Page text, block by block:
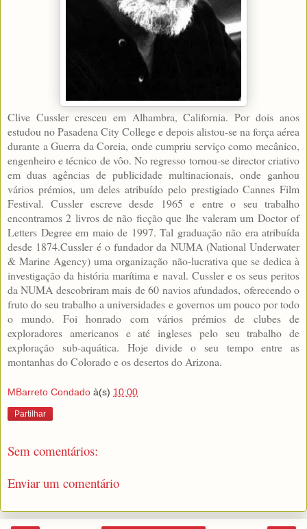
Clive Cussler cresceu em Alhambra, California. Por dois anos
estudou no Pasadena City College e depois alistou-se na força aérea
durante a Guerra da Coreia, onde cumpriu serviço como mecânico,
engenheiro e técnico de vôo. No regresso tornou-se director criativo
em duas agências de publicidade multinacionais, onde ganhou
vários prémios, um deles atribuído pelo prestigiado Cannes Film
Festival. Cussler escreve desde 1965 e entre o seu trabalho
encontramos 2 livros de não ficção que lhe valeram um Doctor of
Letters Degree em maio de 1997. Tal graduação não era atribuída
desde 1874.Cussler é o fundador da NUMA (National Underwater
& Marine Agency) uma organização não-lucrativa que se dedica à
investigação da história marítima e naval. Cussler e os seus peritos
da NUMA descobriram mais de 60 navios afundados, oferecendo o
fruto do seu trabalho a universidades e governos um pouco por todo
o mundo. Foi honrado com vários prémios de clubes de
exploradores americanos e até ingleses pelo seu trabalho de
exploração sub-aquática. Hoje divide o seu tempo entre as
montanhas do Colorado e os desertos do Arizona.
MBarreto Condado à(s) 10:00
Partilhar
Sem comentários:
Enviar um comentário